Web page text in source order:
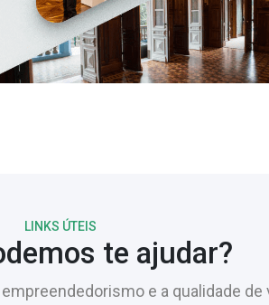
LINKS ÚTEIS
te ajudar?
e a qualidade